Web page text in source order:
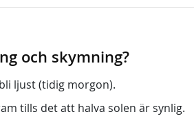
och skymning?
ljust (tidig morgon).
tills det att halva solen är synlig.